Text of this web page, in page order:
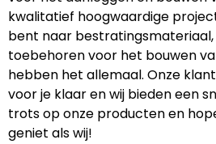
kwalitatief hoogwaardige
bent naar
toebehoren voor het bouwen
hebben het allemaal. Onze
voor je klaar en wij bieden een
trots op onze producten en
geniet als wij!